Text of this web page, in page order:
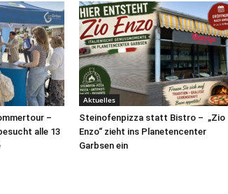
–
alle 13
Aktuelles
Steinofenpizza statt Bistro – „Zio
Enzo“ zieht ins Planetencenter
Garbsen ein